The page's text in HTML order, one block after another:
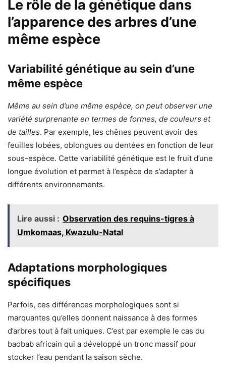
Le rôle de la génétique dans
l’apparence des arbres d’une
même espèce
Variabilité génétique au sein d’une
même espèce
Même au sein d’une même espèce, on peut observer une
variété surprenante en termes de formes, de couleurs et
de tailles. Par exemple, les chênes peuvent avoir des
feuilles lobées, oblongues ou dentées en fonction de leur
sous-espèce. Cette variabilité génétique est le fruit d’une
longue évolution et permet à l’espèce de s’adapter à
différents environnements.
Lire aussi : Observation des requins-tigres à
Umkomaas, Kwazulu-Natal
Adaptations morphologiques
spécifiques
Parfois, ces différences morphologiques sont si
marquantes qu’elles donnent naissance à des formes
d’arbres tout à fait uniques. C’est par exemple le cas du
baobab africain qui a développé un tronc massif pour
stocker l’eau pendant la saison sèche.